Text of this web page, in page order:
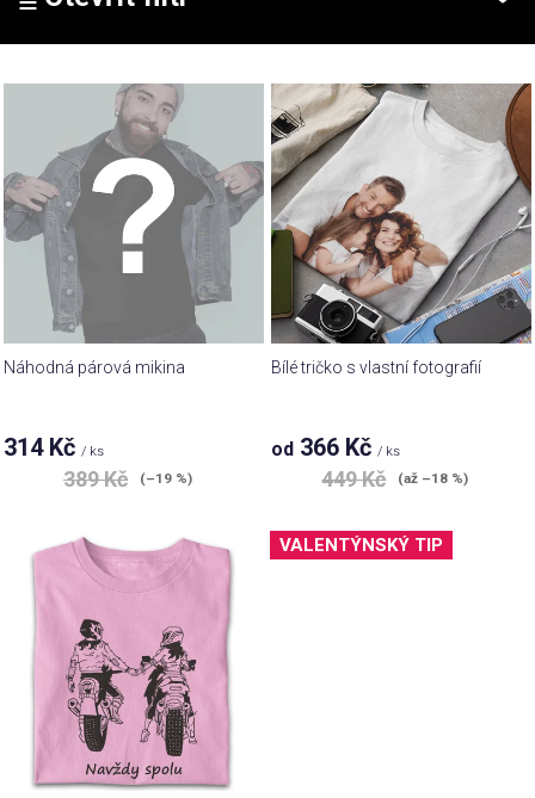
r
u
k
t
V
i
s
p
d
u
ů
Náhodná párová mikina
314 Kč/ ks
389 Kč (–19 %)
Bílé tričko s vlastní fotografií
od 366 Kč/ ks
449 Kč (až –18 %)
VALENTÝNSKÝ TIP